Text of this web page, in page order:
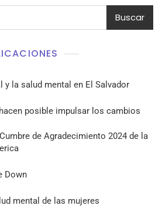
Buscar
y la salud mental en El Salvador
posible impulsar los cambios
de Agradecimiento 2024 de la
Down
mental de las mujeres